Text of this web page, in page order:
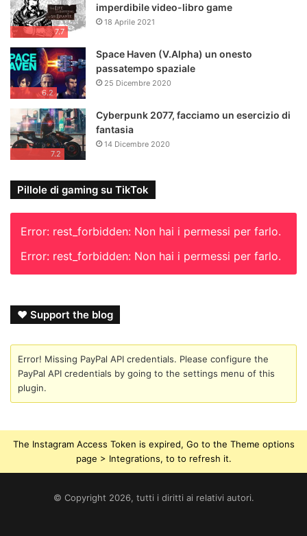
7.7
imperdibile video-libro game
18 Aprile 2021
6.2
Space Haven (V.Alpha) un onesto
passatempo spaziale
25 Dicembre 2020
7.2
Cyberpunk 2077, facciamo un esercizio di
fantasia
14 Dicembre 2020
Pillole di gaming su TikTok
Error: rest_forbidden: Non hai i permessi per farlo.
Error: rest_forbidden: Non hai i permessi per farlo.
❤ Support the blog
Error! Missing PayPal API credentials. Please configure the
PayPal API credentials by going to the settings menu of this
plugin.
The Instagram Access Token is expired, Go to the Theme options
page > Integrations, to to refresh it.
© Copyright 2026, tutti i diritti ai relativi autori.